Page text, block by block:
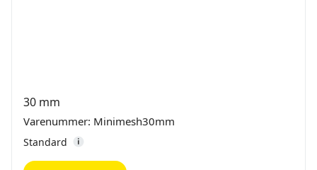
30 mm
Varenummer: Minimesh30mm
Standard